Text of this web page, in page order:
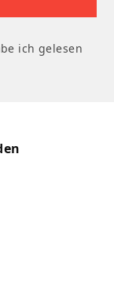
ich gelesen